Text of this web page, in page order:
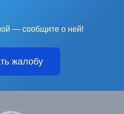
— сообщите о ней!
жалобу